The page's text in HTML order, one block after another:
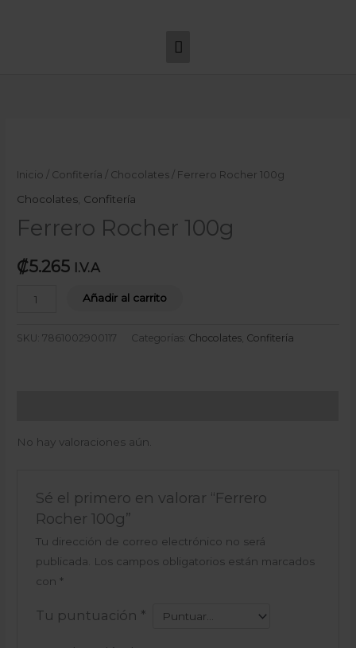
principal
Inicio / Confitería / Chocolates / Ferrero Rocher 100g
Chocolates Confitería
Ferrero Rocher 100g
₡5.265 I.V.A
100g
cantidad
Añadir al carrito
SKU:7861002900117 Categorías: Chocolates Confitería
No hay valoraciones aún.
Sé el primero en valorar “Ferrero
Rocher 100g”
Tu dirección de correo electrónico no será
publicada.
Los campos obligatorios están marcados
con *
Tu puntuación *